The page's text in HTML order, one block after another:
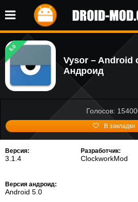
5.0
Vysor – Android
Андроид
Голосов:
В закладки
Версия:
3.1.4
Разработчик:
ClockworkMod
Версия андроид:
Android 5.0